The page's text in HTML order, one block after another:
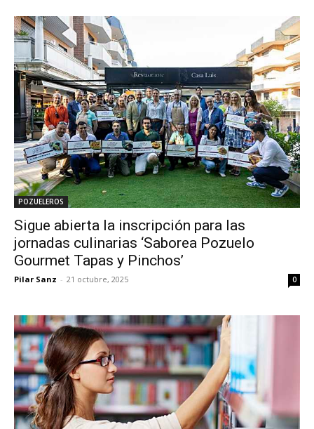
POZUELEROS
Sigue abierta la inscripción para las
jornadas culinarias ‘Saborea Pozuelo
Gourmet Tapas y Pinchos’
Pilar Sanz - 21 octubre, 2025 0